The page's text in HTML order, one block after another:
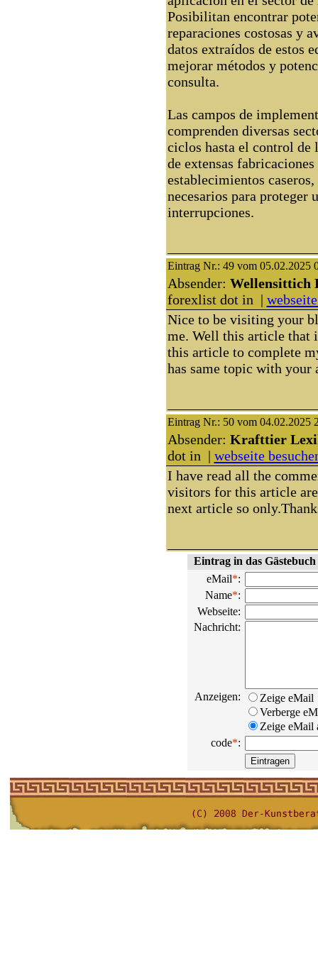
Posibilitan encontrar
reparaciones costosas y
datos extraídos de estos
mejorar métodos y
consulta.
Las campos de
comprenden diversas
ciclos hasta el control de
de extensas
establecimientos
necesarios para
interrupciones.
Eintrag Nr.: 49 vom 05.02.2025
Absender: Wellensittich
forexlist dot in |
Nice to be visiting your
me. Well this article that
this article to complete
has same topic with your
Eintrag Nr.: 50 vom 04.02.2025
Absender: Krafttier
dot in | webseite
I have read all the
visitors for this article
next article so
Eintrag in das Gästebuch
eMail*:
Name*:
Webseite:
Nachricht:
Anzeigen:
Zeige eMail
Verberge
Zeige eMail
code*: